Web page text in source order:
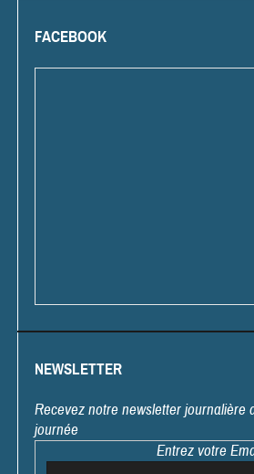
FACEBOOK
NEWSLETTER
Recevez notre newsletter journalière
journée
Entrez votre